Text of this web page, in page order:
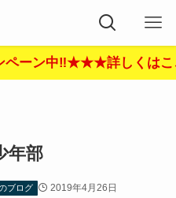
‼︎★★★詳しくはここをク
年部
ブログ 2019年4月26日